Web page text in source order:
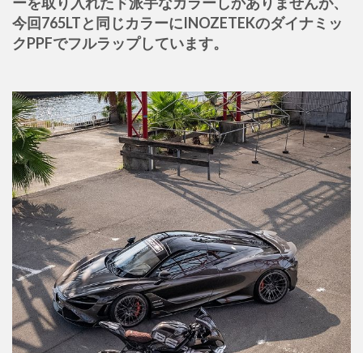
今回765LTと同じカラーにINOZETEKのダイナミッ
クPPFでフルラップしています。